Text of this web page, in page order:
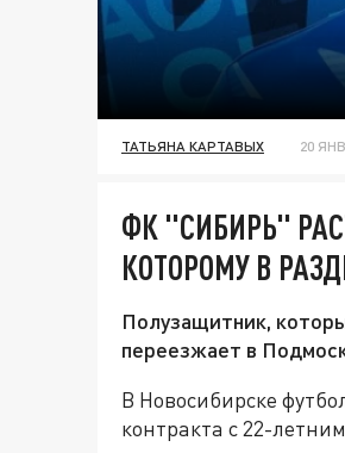
ТАТЬЯНА КАРТАВЫХ 20
ФК "СИБИРЬ"
КОТОРОМУ В
Полузащитник,
переезжает в
В Новосибирске
контракта с 22-